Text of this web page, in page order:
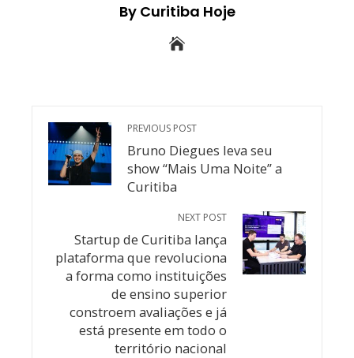
By Curitiba Hoje
PREVIOUS POST
Bruno Diegues leva seu
show “Mais Uma Noite” a
Curitiba
NEXT POST
Startup de Curitiba lança
plataforma que revoluciona
a forma como instituições
de ensino superior
constroem avaliações e já
está presente em todo o
território nacional